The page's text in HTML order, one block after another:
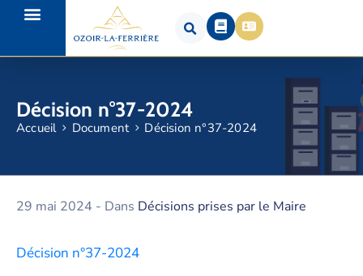
Décision n°37-2024
Accueil Document Décision n°37-2024
29 mai 2024 - Dans Décisions prises par le Maire
Décision n°37-2024